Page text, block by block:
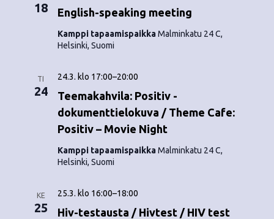
18 English-speaking meeting
Kamppi tapaamispaikkaMalminkatu 24 C,
Helsinki, Suomi
TI
24
Teemakahvila: Positiv -
dokumenttielokuva / Theme Cafe:
Positiv – Movie Night
24.3. klo 17:00–20:00
Kamppi tapaamispaikkaMalminkatu 24 C,
Helsinki, Suomi
KE
25 Hiv-testausta / Hivtest / HIV test
25.3. klo 16:00–18:00